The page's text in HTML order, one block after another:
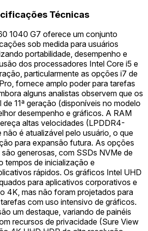
Técnicas
1040 G7 oferece um conjunto
sob medida para usuários
portabilidade, desempenho e
dos processadores Intel Core i5 e
particularmente as opções i7 de
fornece amplo poder para tarefas
alguns analistas observem que os
11ª geração (disponíveis no modelo
desempenho e gráficos. A RAM
altas velocidades (LPDDR4-
é atualizável pelo usuário, o que
para expansão futura. As opções
generosas, com SSDs NVMe de
tempos de inicialização e
rápidos. Os gráficos Intel UHD
para aplicativos corporativos e
4K, mas não foram projetados para
com uso intensivo de gráficos.
um destaque, variando de painéis
recursos de privacidade (Sure View